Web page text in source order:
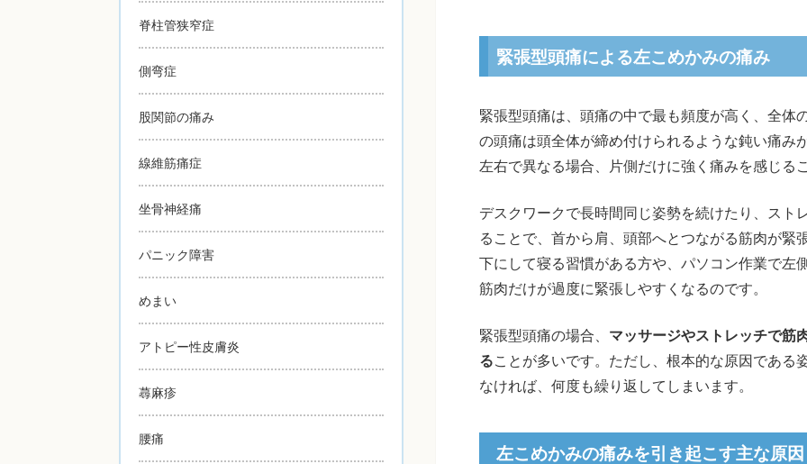
緊張型頭痛による左こめかみの痛み
緊張型頭痛は、頭痛の中で最も頻度が高く、全体
の頭痛は頭全体が締め付けられるような鈍い痛み
左右で異なる場合、片側だけに強く痛みを感じる
デスクワークで長時間同じ姿勢を続けたり、スト
ることで、首から肩、頭部へとつながる筋肉が緊
下にして寝る習慣がある方や、パソコン作業で左
筋肉だけが過度に緊張しやすくなるのです。
緊張型頭痛の場合、 マッサージやストレッチで筋
ることが多いです。ただし、根本的な原因である
なければ、何度も繰り返してしまいます。
左こめかみの痛みを引き起こす主な原因
脊柱管狭窄症
側弯症
股関節の痛み
線維筋痛症
坐骨神経痛
パニック障害
めまい
アトピー性皮膚炎
蕁麻疹
腰痛